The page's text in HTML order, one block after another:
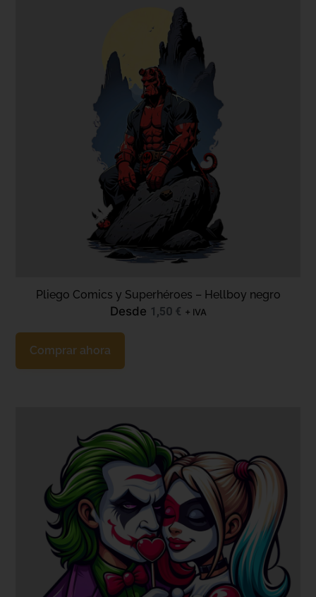
Pliego Comics y Superhéroes – Hellboy negro
Desde 1,50 € + IVA
Comprar ahora